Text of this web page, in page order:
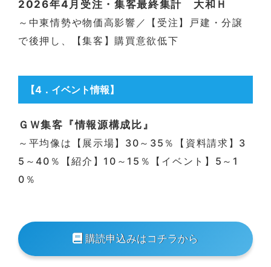
2026年4月受注・集客最終集計 大和Ｈ
～中東情勢や物価高影響／【受注】戸建・分譲
で後押し、【集客】購買意欲低下
【4 ． イベント情報】
ＧＷ集客『情報源構成比』
～平均像は【展示場】30～35％【資料請求】3
5～40％【紹介】10～15％【イベント】5～1
0％
購読申込みはコチラから